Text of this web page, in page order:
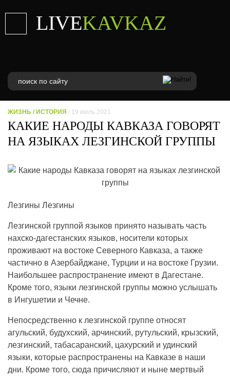
LIVEKAVKAZ
ЖИЗНЬ / ИСТОРИЯ / 19 июль 2021
КАКИЕ НАРОДЫ КАВКАЗА ГОВОРЯТ
НА ЯЗЫКАХ ЛЕЗГИНСКОЙ ГРУППЫ
Лезгины Лезгины
Лезгинской группой языков принято называть часть
нахско-дагестанских языков, носители которых
проживают на востоке Северного Кавказа, а также
частично в Азербайджане, Турции и на востоке Грузии.
Наибольшее распространение имеют в Дагестане.
Кроме того, языки лезгинской группы можно услышать
в Ингушетии и Чечне.
Непосредственно к лезгинской группе относят
агульский, будухский, арчинский, рутульский, крызский,
лезгинский, табасаранский, цахурский и удинский
языки, которые распространены на Кавказе в наши
дни. Кроме того, сюда причисляют и ныне мертвый